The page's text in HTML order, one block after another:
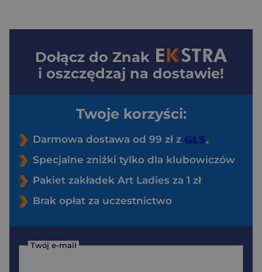
Dołącz do Znak
i oszczędzaj na dostawie!
Twoje korzyści:
Darmowa dostawa od 99 zł z
Specjalne zniżki tylko dla klubowiczów
Pakiet zakładek Art Ladies za 1 zł
Brak opłat za uczestnictwo
Twój e-mail